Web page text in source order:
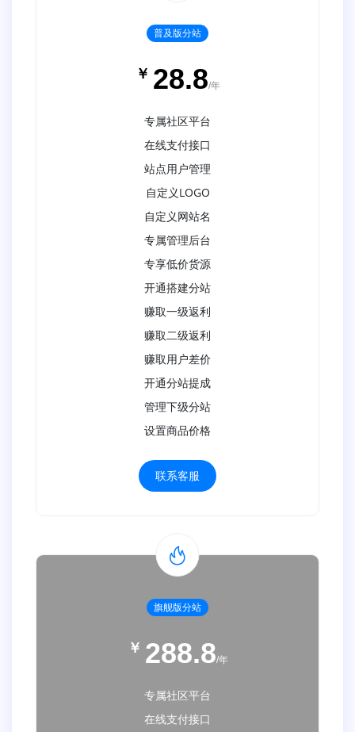
普及版分站
￥ 28.8/年
专属社区平台
在线支付接口
站点用户管理
自定义LOGO
自定义网站名
专属管理后台
专享低价货源
开通搭建分站
赚取一级返利
赚取二级返利
赚取用户差价
开通分站提成
管理下级分站
设置商品价格
联系客服
旗舰版分站
￥ 288.8/年
专属社区平台
在线支付接口